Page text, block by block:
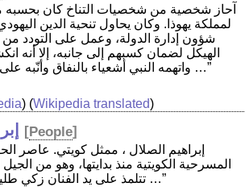
لمملكة يهوذا. وكان يحاول تنحية الدين
شؤون إدارة الدولة، وعمل على التودد من
الهيكل لضمان كسبهم إلى جانبه، إلا أنه
واتهمه النبي أشعياء بالنفاق وأنّبه على ذلك …”
) (Wikipedia translated)
[People]
المسرحية الكويتية منذ بدايتها، وهو من
تتلمذ على يد الفنان زكي طليمات …”